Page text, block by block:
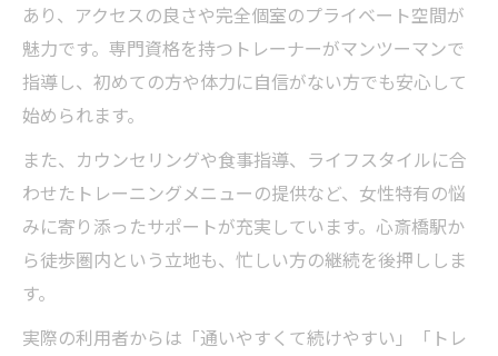
あり、アクセスの良さや完全個室のプライベート空間が
魅力です。専門資格を持つトレーナーがマンツーマンで
指導し、初めての方や体力に自信がない方でも安心して
始められます。
また、カウンセリングや食事指導、ライフスタイルに合
わせたトレーニングメニューの提供など、女性特有の悩
みに寄り添ったサポートが充実しています。心斎橋駅か
ら徒歩圏内という立地も、忙しい方の継続を後押ししま
す。
実際の利用者からは「通いやすくて続けやすい」「トレ